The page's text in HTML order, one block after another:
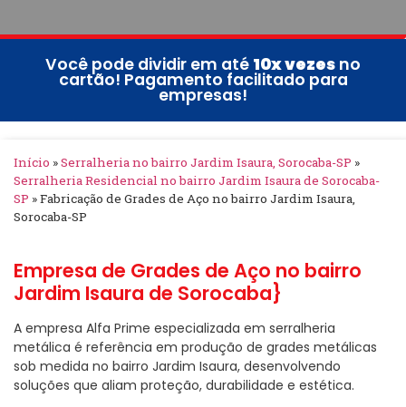
Você pode dividir em até 10x vezes no
cartão! Pagamento facilitado para
empresas!
Início »Serralheria no bairro Jardim Isaura, Sorocaba-SP »
Serralheria Residencial no bairro Jardim Isaura de Sorocaba-
SP »Fabricação de Grades de Aço no bairro Jardim Isaura,
Sorocaba-SP
Empresa de Grades de Aço no bairro
Jardim Isaura de Sorocaba}
A empresa Alfa Prime especializada em serralheria
metálica é referência em produção de grades metálicas
sob medida no bairro Jardim Isaura, desenvolvendo
soluções que aliam proteção, durabilidade e estética.